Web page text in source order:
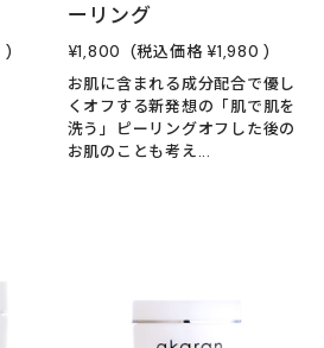
)
ーリング
¥1,800 (税込価格 ¥1,980 )
お肌に含まれる成分配合で優し
くオフする新発想の「肌で肌を
洗う」ピーリングオフした後の
お肌のことも考え...